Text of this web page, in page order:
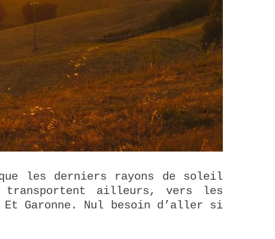
les derniers rayons de soleil
transportent ailleurs, vers les
Et Garonne. Nul besoin d’aller si